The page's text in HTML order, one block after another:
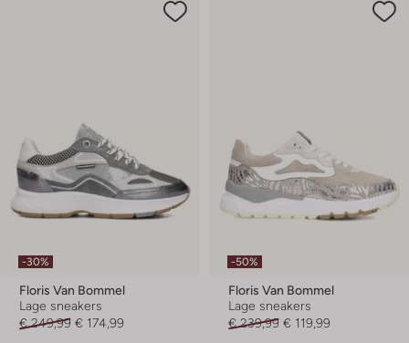
-30%
Floris Van Bommel
Lage sneakers
€ 249,99 € 174,99
-50%
Floris Van Bommel
Lage sneakers
€ 239,99 € 119,99